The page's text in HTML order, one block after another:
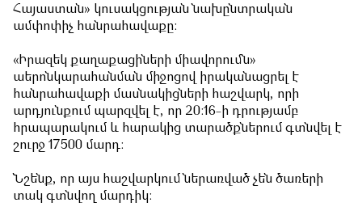
Հայաստան» կուսակցության նախընտրական
ամփոփիչ հանրահավաքը:
«Իրազեկ քաղաքացիների միավորումն»
աերոնկարահանման միջոցով իրականացրել է
հանրահավաքի մասնակիցների հաշվարկ, որի
արդյունքում պարզվել է, որ 20:16-ի դրությամբ
հրապարակում և հարակից տարածքներում գտնվել է
շուրջ 17500 մարդ:
Նշենք, որ այս հաշվարկում ներառված չեն ծառերի
տակ գտնվող մարդիկ: